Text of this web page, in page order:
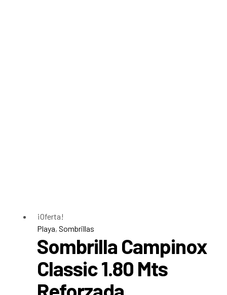
¡Oferta!
Playa, Sombrillas
Sombrilla Campinox
Classic 1.80 Mts